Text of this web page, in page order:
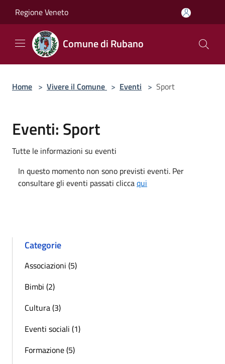
Regione Veneto
Comune di Rubano
Home > Vivere il Comune > Eventi > Sport
Eventi: Sport
Tutte le informazioni su eventi
In questo momento non sono previsti eventi. Per
consultare gli eventi passati cliccaqui
Categorie
Associazioni (5)
Bimbi (2)
Cultura (3)
Eventi sociali (1)
Formazione (5)